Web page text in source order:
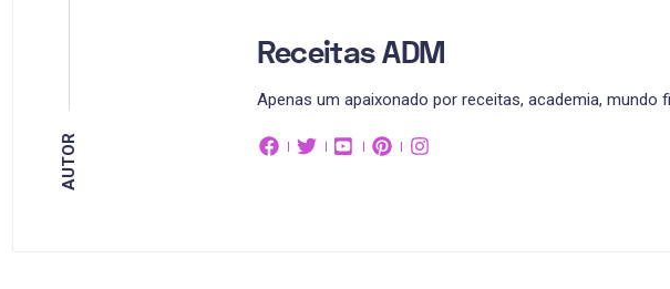
AUTOR
Receitas ADM
Apenas um apaixonado por receitas, academia, mundo